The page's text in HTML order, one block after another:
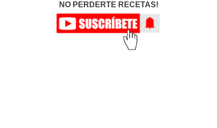
NO PERDERTE RECETAS!